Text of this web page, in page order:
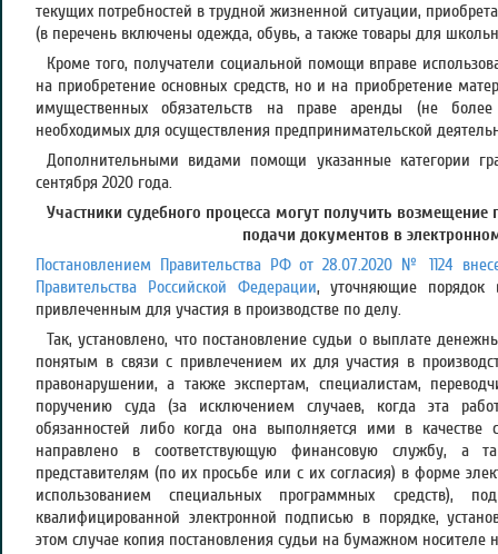
текущих потребностей в трудной жизненной ситуации,
(в перечень включены одежда, обувь, а также товары для
Кроме того, получатели социальной помощи вправе
на приобретение основных средств, но и на приобретение
имущественных обязательств на праве аренды (не
необходимых для осуществления предпринимательской
Дополнительными видами помощи указанные категории
сентября 2020 года.
Участники судебного процесса могут получить
подачи документов в
Постановлением Правительства РФ от 28.07.2020 № 1124
Правительства Российской Федерации, уточняющие
привлеченным для участия в производстве по делу.
Так, установлено, что постановление судьи о выплате
понятым в связи с привлечением их для участия в
правонарушении, а также экспертам, специалистам,
поручению суда (за исключением случаев, когда эта
обязанностей либо когда она выполняется ими в качестве
направлено в соответствующую финансовую службу, а
представителям (по их просьбе или с их согласия) в форме
использованием специальных программных средств),
квалифицированной электронной подписью в порядке,
этом случае копия постановления судьи на бумажном носителе